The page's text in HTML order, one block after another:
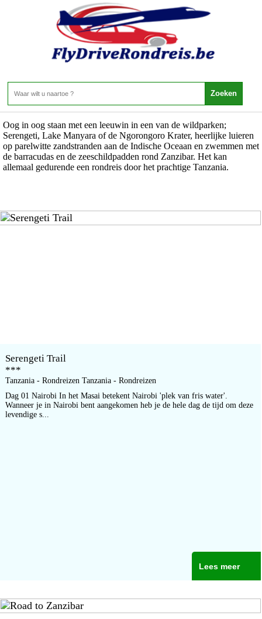
Tanzania - Rondreizen Tanzania - Rondreizen
Home>Tanzania>Rondreizen Tanzania>Rondreizen
Rondreizen
7 Aanbiedingen
Oog in oog staan met een leeuwin in een van de wildparken;
Serengeti, Lake Manyara of de Ngorongoro Krater, heerlijke luieren
op parelwitte zandstranden aan de Indische Oceaan en zwemmen met
de barracudas en de zeeschildpadden rond Zanzibar. Het kan
allemaal gedurende een rondreis door het prachtige Tanzania.
Serengeti Trail
***
Tanzania - Rondreizen Tanzania - Rondreizen
Dag 01 Nairobi In het Masai betekent Nairobi 'plek van fris water'.
Wanneer je in Nairobi bent aangekomen heb je de hele dag de tijd om deze
levendige s...
Lees meer